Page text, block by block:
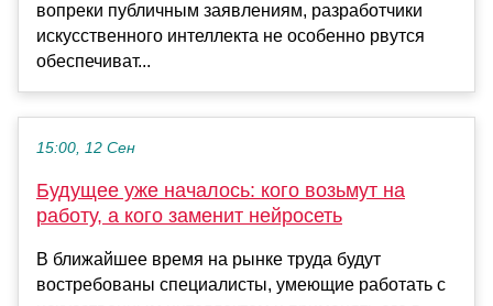
вопреки публичным заявлениям, разработчики
искусственного интеллекта не особенно рвутся
обеспечиват...
15:00, 12 Сен
Будущее уже началось: кого возьмут на
работу, а кого заменит нейросеть
В ближайшее время на рынке труда будут
востребованы специалисты, умеющие работать с